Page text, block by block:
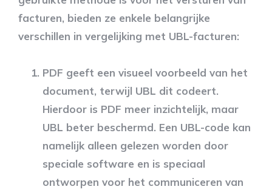
facturen, bieden ze enkele belangrijke
verschillen in vergelijking met UBL-facturen:
PDF geeft een visueel voorbeeld van het
document, terwijl UBL dit codeert.
Hierdoor is PDF meer inzichtelijk, maar
UBL beter beschermd. Een UBL-code kan
namelijk alleen gelezen worden door
speciale software en is speciaal
ontworpen voor het communiceren van